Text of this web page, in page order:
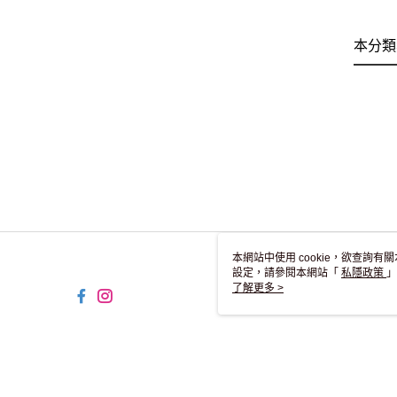
本分
本網站中使用 cookie，欲查詢有
設定，請參閱本網站「 私隱政策
用 cookie。
了解更多 >